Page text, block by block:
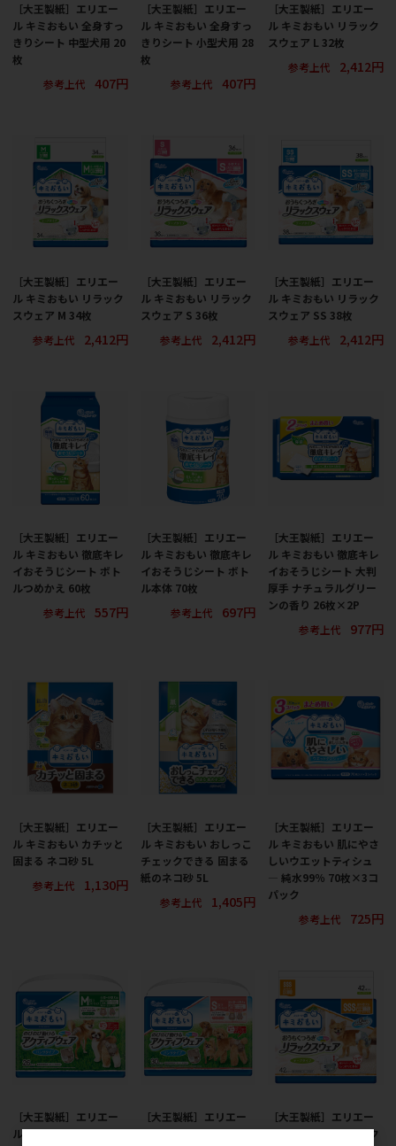
［大王製紙］エリエー
ル キミおもい 全身すっ
きりシート 中型犬用 20
枚
参考上代
407円
［大王製紙］エリエー
ル キミおもい 全身すっ
きりシート 小型犬用 28
枚
参考上代
407円
［大王製紙］エリエー
ル キミおもい リラック
スウェア L 32枚
参考上代
2,412円
［大王製紙］エリエー
ル キミおもい リラック
スウェア M 34枚
参考上代
2,412円
［大王製紙］エリエー
ル キミおもい リラック
スウェア S 36枚
参考上代
2,412円
［大王製紙］エリエー
ル キミおもい リラック
スウェア SS 38枚
参考上代
2,412円
［大王製紙］エリエー
ル キミおもい 徹底キレ
イおそうじシート ボト
ルつめかえ 60枚
参考上代
557円
［大王製紙］エリエー
ル キミおもい 徹底キレ
イおそうじシート ボト
ル本体 70枚
参考上代
697円
［大王製紙］エリエー
ル キミおもい 徹底キレ
イおそうじシート 大判
厚手 ナチュラルグリー
ンの香り 26枚×2P
参考上代
977円
［大王製紙］エリエー
ル キミおもい カチッと
固まる ネコ砂 5L
参考上代
1,130円
［大王製紙］エリエー
ル キミおもい おしっこ
チェックできる 固まる
紙のネコ砂 5L
参考上代
1,405円
［大王製紙］エリエー
ル キミおもい 肌にやさ
しいウエットティシュ
― 純水99％ 70枚×3コ
パック
参考上代
725円
［大王製紙］エリエー
ル キミおもい アクティ
［大王製紙］エリエー
ル キミおもい アクティ
［大王製紙］エリエー
ル キミおもい リラック